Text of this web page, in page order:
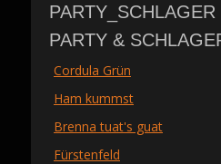
PARTY_SCHLAGER
PARTY &
Cordula Grün
Ham kummst
Brenna tuat's guat
Fürstenfeld